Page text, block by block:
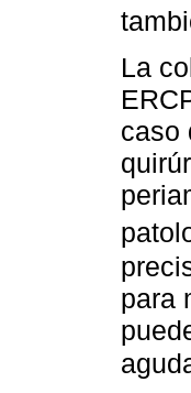
La
caso
para